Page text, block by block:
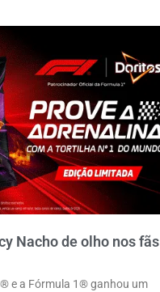
Nacho de olho nos fãs
e a Fórmula 1® ganhou um